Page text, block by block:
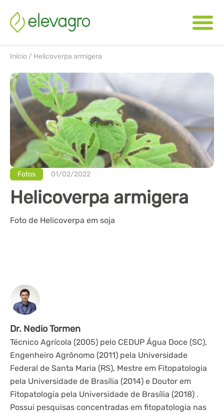
Início / Helicoverpa armigera
Fotos 01/02/2022
Helicoverpa armigera
Foto de Helicoverpa em soja
Dr. Nedio Tormen
Técnico Agrícola (2005) pelo CEDUP Água Doce (SC),
Engenheiro Agrônomo (2011) pela Universidade
Federal de Santa Maria (RS), Mestre em Fitopatologia
pela Universidade de Brasília (2014) e Doutor em
Fitopatologia pela Universidade de Brasília (2018) .
Possui pesquisas concentradas em fitopatologia nas